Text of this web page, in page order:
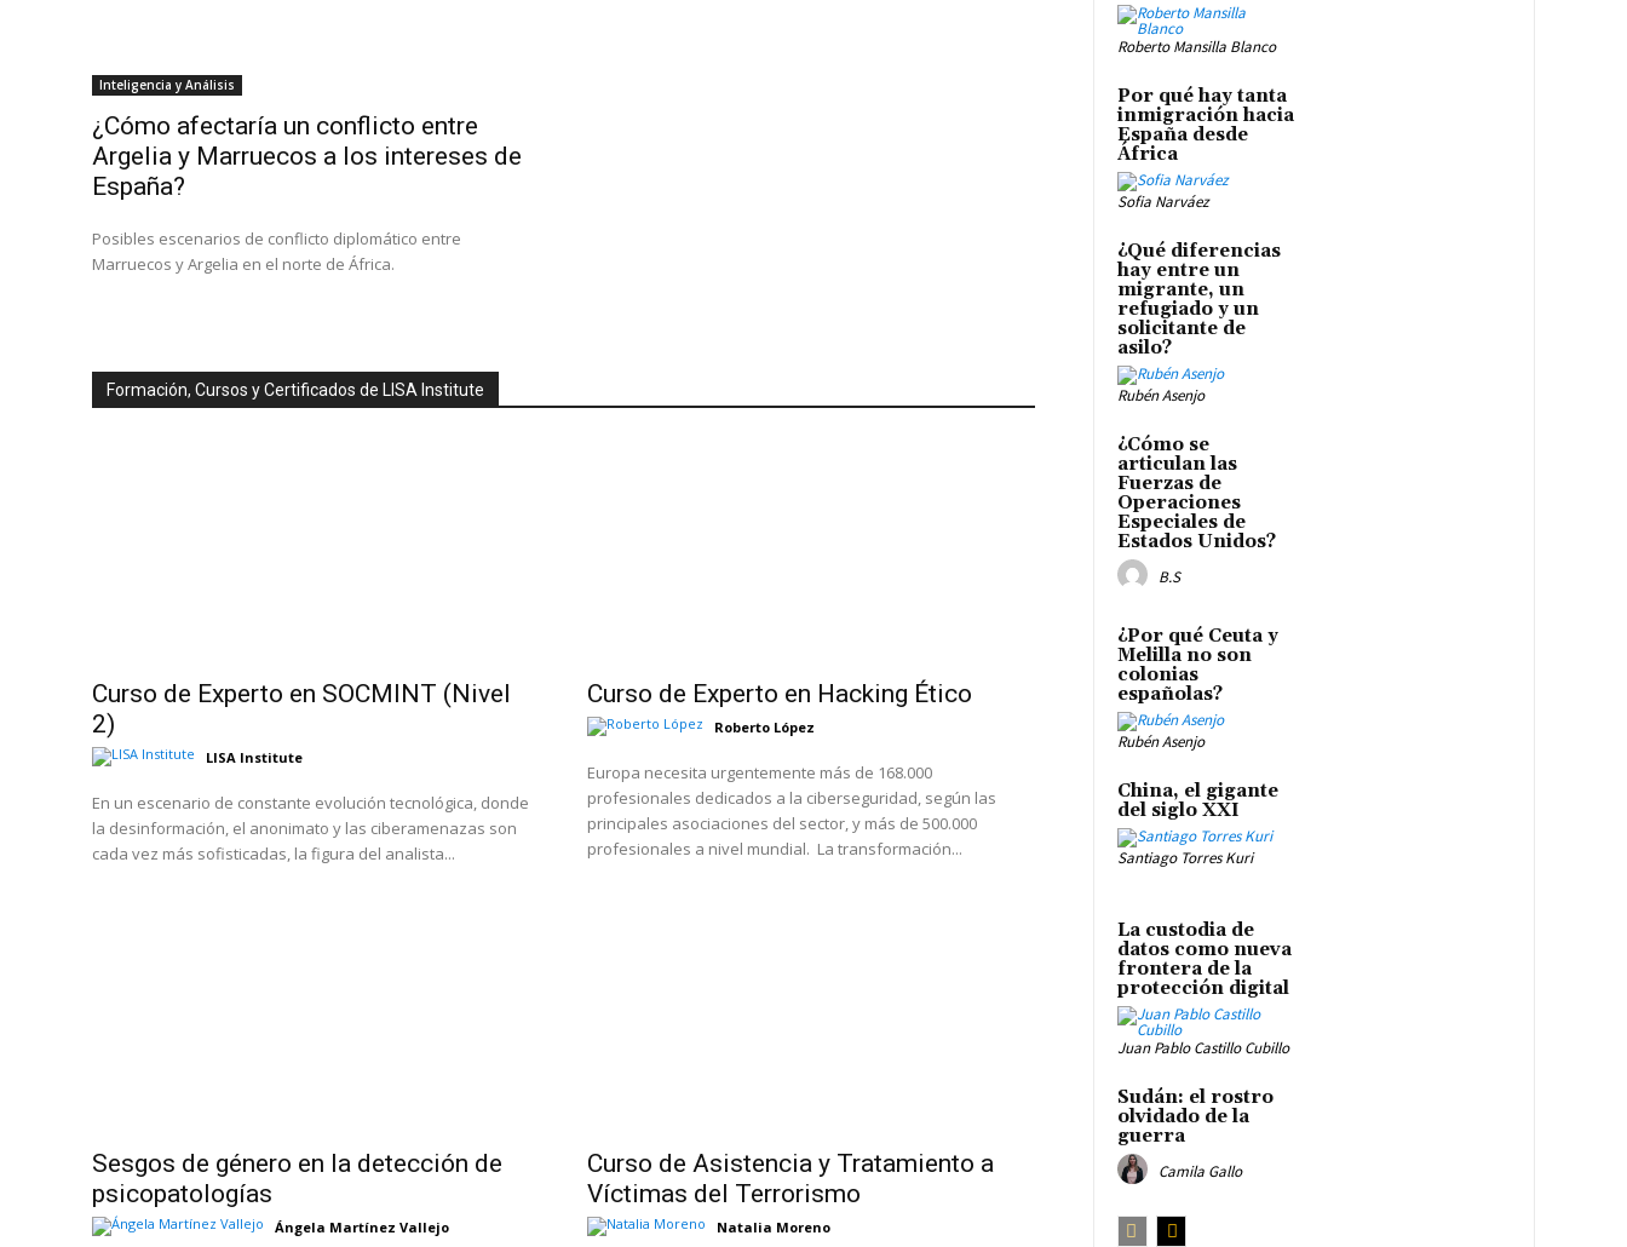
Inteligencia y Análisis
¿Cómo afectaría un conflicto entre
Argelia y Marruecos a los intereses de
España?
Posibles escenarios de conflicto diplomático entre
Marruecos y Argelia en el norte de África.
Formación, Cursos y Certificados de LISA Institute
Curso de Experto en SOCMINT (Nivel
2)
LISA Institute
En un escenario de constante evolución tecnológica, donde
la desinformación, el anonimato y las ciberamenazas son
cada vez más sofisticadas, la figura del analista...
Curso de Experto en Hacking Ético
Roberto López
Europa necesita urgentemente más de 168.000
profesionales dedicados a la ciberseguridad, según las
principales asociaciones del sector, y más de 500.000
profesionales a nivel mundial. La transformación...
Sesgos de género en la detección de
psicopatologías
Ángela Martínez Vallejo
Curso de Asistencia y Tratamiento a
Víctimas del Terrorismo
Natalia Moreno
Roberto Mansilla Blanco
Por qué hay tanta
inmigración hacia
España desde
África
Sofia Narváez
¿Qué diferencias
hay entre un
migrante, un
refugiado y un
solicitante de
asilo?
Rubén Asenjo
¿Cómo se
articulan las
Fuerzas de
Operaciones
Especiales de
Estados Unidos?
B.S
¿Por qué Ceuta y
Melilla no son
colonias
españolas?
Rubén Asenjo
China, el gigante
del siglo XXI
Santiago Torres Kuri
La custodia de
datos como nueva
frontera de la
protección digital
Juan Pablo Castillo Cubillo
Sudán: el rostro
olvidado de la
guerra
Camila Gallo